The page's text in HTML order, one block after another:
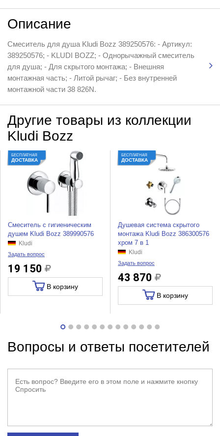
Описание
Смеситель для душа Kludi Bozz 389250576: - Артикул:
389250576; - KLUDI BOZZ; - Однорычажный смеситель
для душа; - Для скрытого монтажа; - Внешняя
монтажная часть; - Литой рычаг; - Без внутренней
монтажной части 38 826N.
Другие товары из коллекции
Kludi Bozz
БЕСПЛАТНАЯ
ДОСТАВКА
Смеситель с гигиеническим
душем Kludi Bozz 389990576
Kludi
Задать вопрос
19 150
В корзину
БЕСПЛАТНАЯ
ДОСТАВКА
Душевая система скрытого
монтажа Kludi Bozz 386300576
хром 7 в 1
Kludi
Задать вопрос
43 870
В корзину
Вопросы и ответы посетителей